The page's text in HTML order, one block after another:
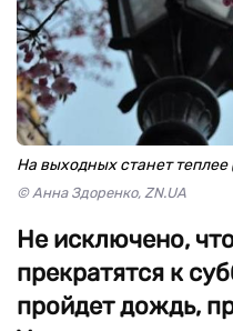
На выходных станет
© Анна Здоренко, ZN.UA
Не исключено,
прекратятся к
пройдет дождь,